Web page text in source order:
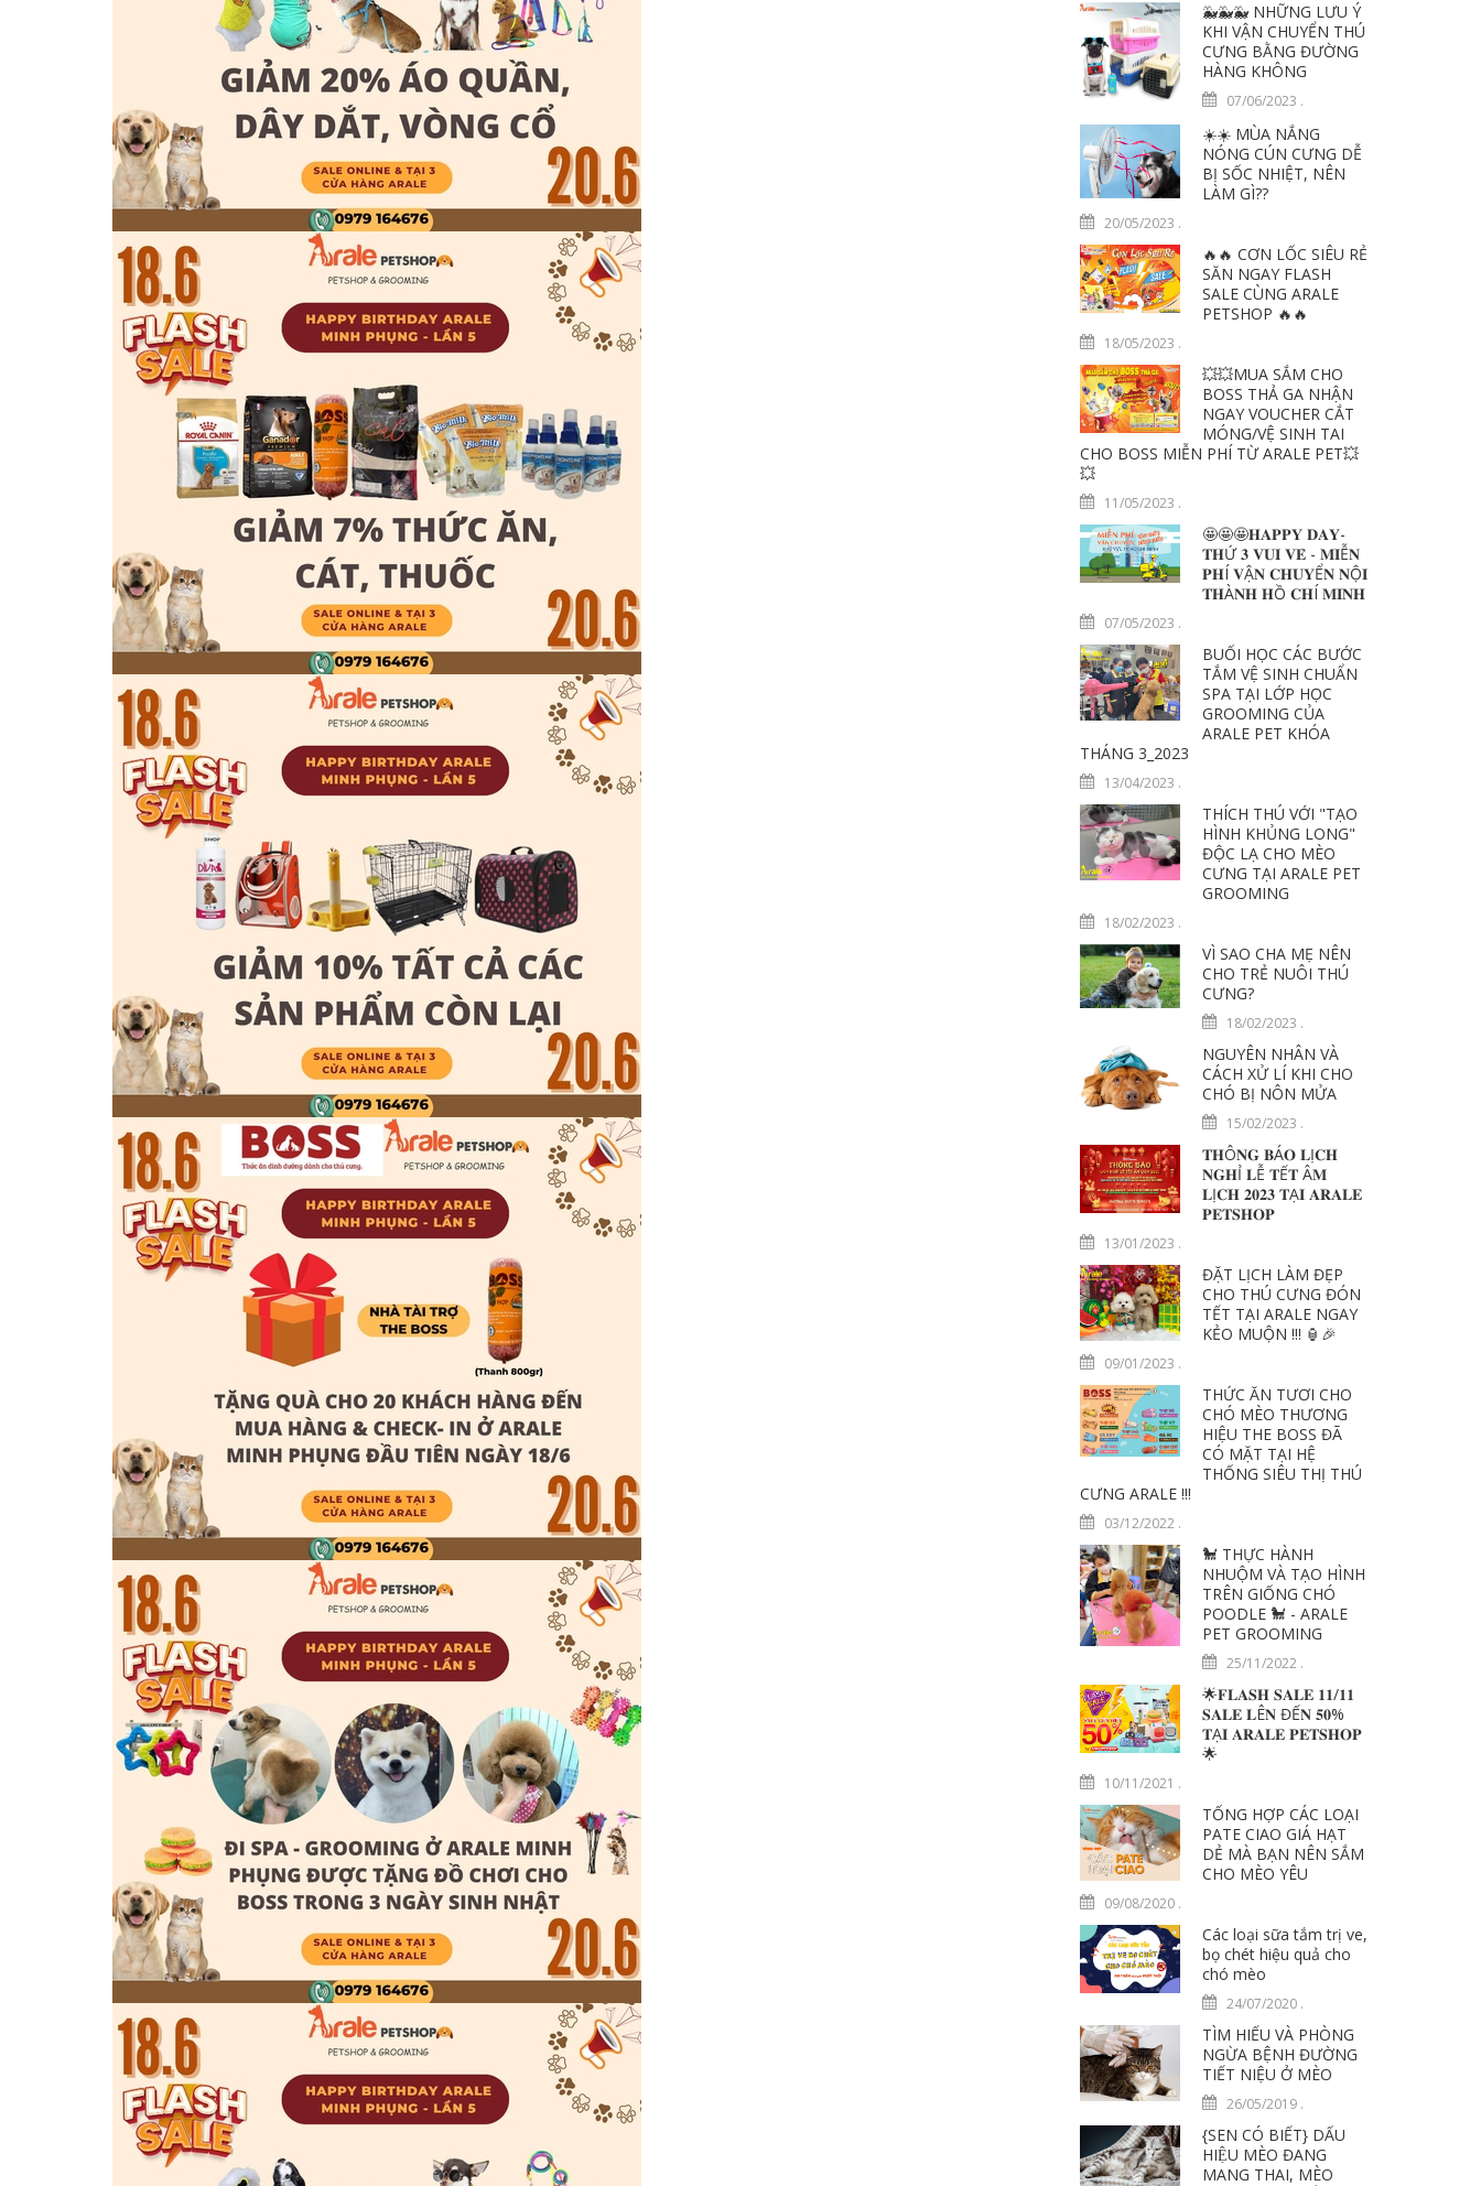
🐳🐳🐳 NHỮNG LƯU Ý
KHI VẬN CHUYỂN THÚ
CƯNG BẰNG ĐƯỜNG
HÀNG KHÔNG
07/06/2023 .
☀️☀️ MÙA NẮNG
NÓNG CÚN CƯNG DỄ
BỊ SỐC NHIỆT, NÊN
LÀM GÌ??
20/05/2023 .
🔥🔥 CƠN LỐC SIÊU RẺ
SĂN NGAY FLASH
SALE CÙNG ARALE
PETSHOP 🔥🔥
18/05/2023 .
💥💥MUA SẮM CHO
BOSS THẢ GA NHẬN
NGAY VOUCHER CẮT
MÓNG/VỆ SINH TAI
CHO BOSS MIỄN PHÍ TỪ ARALE PET💥
💥
11/05/2023 .
🤩🤩🤩𝐇𝐀𝐏𝐏𝐘 𝐃𝐀𝐘-
𝐓𝐇Ứ 𝟑 𝐕𝐔𝐈 𝐕𝐄̉ - 𝐌𝐈Ễ𝐍
𝐏𝐇Í 𝐕Ậ𝐍 𝐂𝐇𝐔𝐘Ể𝐍 𝐍Ộ𝐈
𝐓𝐇À𝐍𝐇 𝐇Ồ 𝐂𝐇Í 𝐌𝐈𝐍𝐇
07/05/2023 .
BUỔI HỌC CÁC BƯỚC
TẮM VỆ SINH CHUẨN
SPA TẠI LỚP HỌC
GROOMING CỦA
ARALE PET KHÓA
THÁNG 3_2023
13/04/2023 .
THÍCH THÚ VỚI "TẠO
HÌNH KHỦNG LONG"
ĐỘC LẠ CHO MÈO
CƯNG TẠI ARALE PET
GROOMING
18/02/2023 .
VÌ SAO CHA MẸ NÊN
CHO TRẺ NUÔI THÚ
CƯNG?
18/02/2023 .
NGUYÊN NHÂN VÀ
CÁCH XỬ LÍ KHI CHO
CHÓ BỊ NÔN MỬA
15/02/2023 .
𝐓𝐇Ô𝐍𝐆 𝐁Á𝐎 𝐋Ị𝐂𝐇
𝐍𝐆𝐇Ỉ 𝐋Ễ 𝐓Ế𝐓 Â𝐌
𝐋Ị𝐂𝐇 𝟐𝟎𝟐𝟑 𝐓Ạ𝐈 𝐀𝐑𝐀𝐋𝐄
𝐏𝐄𝐓𝐒𝐇𝐎𝐏
13/01/2023 .
ĐẶT LỊCH LÀM ĐẸP
CHO THÚ CƯNG ĐÓN
TẾT TẠI ARALE NGAY
KẺO MUỘN !!! 🏮️🎉
09/01/2023 .
THỨC ĂN TƯƠI CHO
CHÓ MÈO THƯƠNG
HIỆU THE BOSS ĐÃ
CÓ MẶT TẠI HỆ
THỐNG SIÊU THỊ THÚ
CƯNG ARALE !!!
03/12/2022.
🐩 THỰC HÀNH
NHUỘM VÀ TẠO HÌNH
TRÊN GIỐNG CHÓ
POODLE 🐩 - ARALE
PET GROOMING
25/11/2022 .
🌟𝐅𝐋𝐀𝐒𝐇 𝐒𝐀𝐋𝐄 𝟏𝟏/𝟏𝟏
𝐒𝐀𝐋𝐄 𝐋Ê𝐍 ĐẾ𝐍 𝟓𝟎%
𝐓Ạ𝐈 𝐀𝐑𝐀𝐋𝐄 𝐏𝐄𝐓𝐒𝐇𝐎𝐏
🌟
10/11/2021 .
TỔNG HỢP CÁC LOẠI
PATE CIAO GIÁ HẠT
DẺ MÀ BẠN NÊN SẮM
CHO MÈO YÊU
09/08/2020.
Các loại sữa tắm trị ve,
bọ chét hiệu quả cho
chó mèo
24/07/2020 .
TÌM HIỂU VÀ PHÒNG
NGỪA BỆNH ĐƯỜNG
TIẾT NIỆU Ở MÈO
26/05/2019 .
{SEN CÓ BIẾT} DẤU
HIỆU MÈO ĐANG
MANG THAI, MÈO